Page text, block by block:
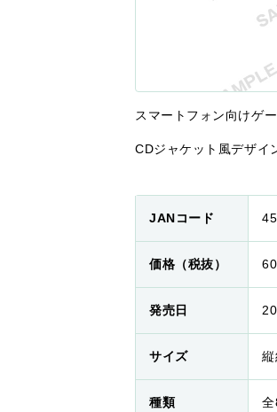
スマートフォン向けゲ
CDジャケット風デザイ
JANコード
価格（税抜）
発売日
サイズ
種類 全